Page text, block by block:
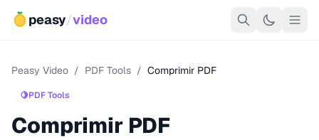
peasy/video
Peasy Video / PDF Tools / Comprimir PDF
🍋PDF Tools
Comprimir PDF